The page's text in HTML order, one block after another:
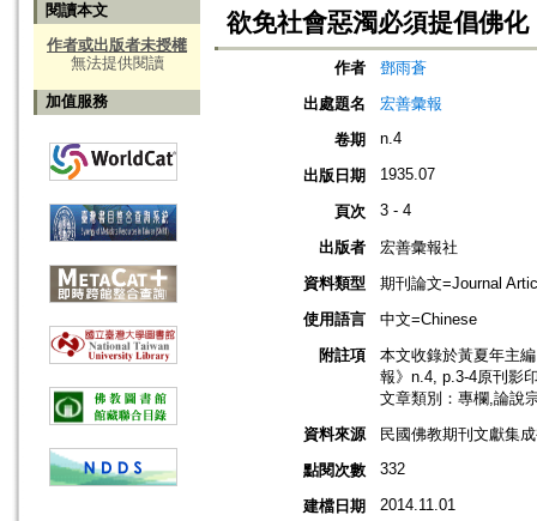
閱讀本文
作者或出版者未授權
無法提供閱讀
加值服務
欲免社會惡濁必須提倡佛化
作者
鄧雨蒼
出處題名
宏善彙報
卷期
n.4
出版日期 1935.07
頁次 3 - 4
出版者
宏善彙報社
資料類型
期刊論文=Journal
使用語言
中文=Chinese
附註項
本文收錄於黃夏年主
報》n.4, p.3-4原刊影
文章類別：專欄,論說
資料來源
民國佛教期刊文獻集
點閱次數
332
建檔日期 2014.11.01